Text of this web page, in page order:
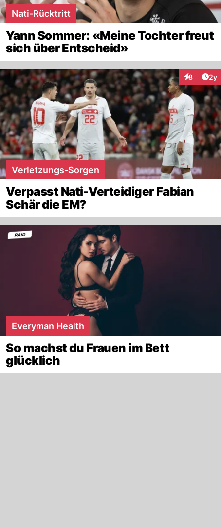
Nati-Rücktritt
Yann Sommer: «Meine Tochter freut
sich über Entscheid»
8 2y
Verletzungs-Sorgen
Verpasst Nati-Verteidiger Fabian
Schär die EM?
Everyman Health
So machst du Frauen im Bett
glücklich